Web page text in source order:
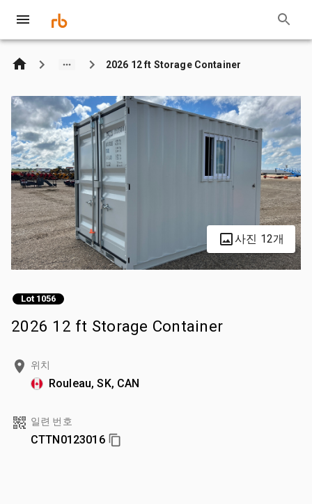
2026 12 ft Storage Container
사진 12개
Lot 1056
2026 12 ft Storage Container
위치
Rouleau, SK, CAN
일련 번호
CTTN0123016